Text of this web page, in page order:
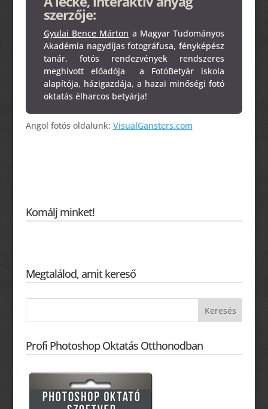
szerzője:
Gyulai Bence Márton a Magyar Tudományos
Akadémia nagydíjas fotográfusa, fényképész
tanár, fotós rendezvények rendszeres
meghívott előadója a FotóBetyár iskola
alapítója, házigazdája, a hazai minőségi fotó
oktatás élharcos betyárja!
Angol fotós oldalunk: VisualGansters.com
Komálj minket!
Megtalálod, amit kereső
Profi Photoshop Oktatás Otthonodban